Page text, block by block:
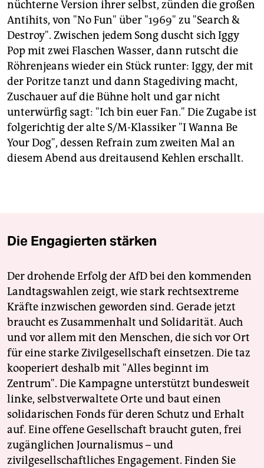
nüchterne Version ihrer selbst, zünden die großen
Antihits, von "No Fun" über "1969" zu "Search &
Destroy". Zwischen jedem Song duscht sich Iggy
Pop mit zwei Flaschen Wasser, dann rutscht die
Röhrenjeans wieder ein Stück runter: Iggy, der mit
der Poritze tanzt und dann Stagediving macht,
Zuschauer auf die Bühne holt und gar nicht
unterwürfig sagt: "Ich bin euer Fan." Die Zugabe ist
folgerichtig der alte S/M-Klassiker "I Wanna Be
Your Dog", dessen Refrain zum zweiten Mal an
diesem Abend aus dreitausend Kehlen erschallt.
Die Engagierten stärken
Der drohende Erfolg der AfD bei den kommenden
Landtagswahlen zeigt, wie stark rechtsextreme
Kräfte inzwischen geworden sind. Gerade jetzt
braucht es Zusammenhalt und Solidarität. Auch
und vor allem mit den Menschen, die sich vor Ort
für eine starke Zivilgesellschaft einsetzen. Die taz
kooperiert deshalb mit "Alles beginnt im
Zentrum". Die Kampagne unterstützt bundesweit
linke, selbstverwaltete Orte und baut einen
solidarischen Fonds für deren Schutz und Erhalt
auf. Eine offene Gesellschaft braucht guten, frei
zugänglichen Journalismus – und
zivilgesellschaftliches Engagement. Finden Sie